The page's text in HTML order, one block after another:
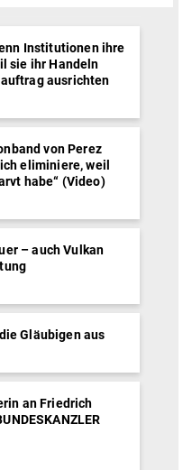
Institutionen ihre
sie ihr Handeln
ausrichten
von Perez
eliminiere, weil
habe“ (Video)
– auch Vulkan
Gläubigen aus
an Friedrich